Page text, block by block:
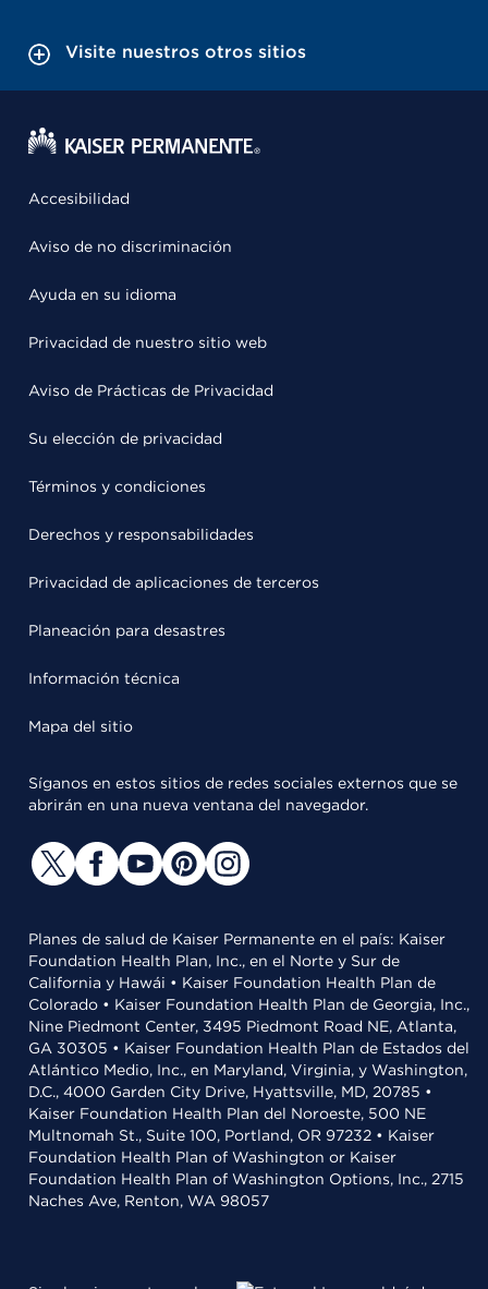
Visite nuestros otros sitios
Accesibilidad
Aviso de no discriminación
Ayuda en su idioma
Privacidad de nuestro sitio web
Aviso de Prácticas de Privacidad
Su elección de privacidad
Términos y condiciones
Derechos y responsabilidades
Privacidad de aplicaciones de terceros
Planeación para desastres
Información técnica
Mapa del sitio
Síganos en estos sitios de redes sociales externos que se
abrirán en una nueva ventana del navegador.
Planes de salud de Kaiser Permanente en el país: Kaiser
Foundation Health Plan, Inc., en el Norte y Sur de
California y Hawái • Kaiser Foundation Health Plan de
Colorado • Kaiser Foundation Health Plan de Georgia, Inc.,
Nine Piedmont Center, 3495 Piedmont Road NE, Atlanta,
GA 30305 • Kaiser Foundation Health Plan de Estados del
Atlántico Medio, Inc., en Maryland, Virginia, y Washington,
D.C., 4000 Garden City Drive, Hyattsville, MD, 20785 •
Kaiser Foundation Health Plan del Noroeste, 500 NE
Multnomah St., Suite 100, Portland, OR 97232 • Kaiser
Foundation Health Plan of Washington or Kaiser
Foundation Health Plan of Washington Options, Inc., 2715
Naches Ave, Renton, WA 98057